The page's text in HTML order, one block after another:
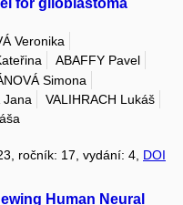
Veronika
ABAFFY Pavel
Simona
Jana
VALIHRACH Lukáš
ročník: 17, vydání: 4, DOI
Human Neural